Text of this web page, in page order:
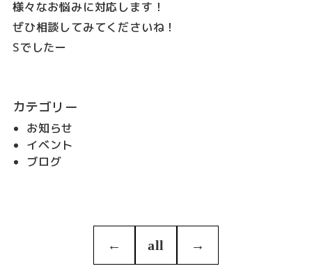
様々なお悩みに対応します！
ぜひ相談してみてくださいね！
Sでしたー
カテゴリー
お知らせ
イベント
ブログ
← all →